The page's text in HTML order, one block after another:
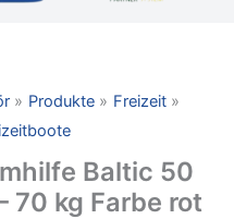
Produkte
Freizeit
Baltic 50
70 kg Farbe rot